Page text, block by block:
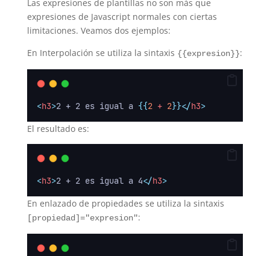
Las expresiones de plantillas no son más que
expresiones de Javascript normales con ciertas
limitaciones. Veamos dos ejemplos:
En Interpolación se utiliza la sintaxis {{expresion}}:
<h3>2 + 2 es igual a {{2 + 2}}</h3>
El resultado es:
<h3>2 + 2 es igual a 4</h3>
En enlazado de propiedades se utiliza la sintaxis
[propiedad]="expresion":